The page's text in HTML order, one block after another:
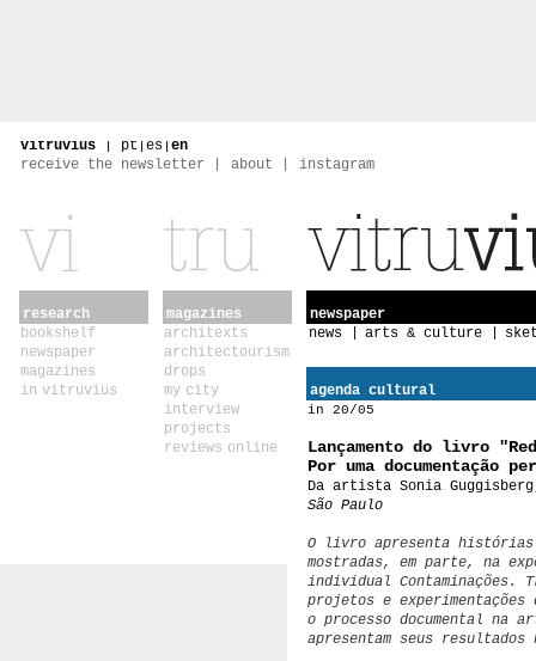
vitruvius | pt | es | en
receive the newsletter
about instagram
research
bookshelf
newspaper
magazines
in vitruvius
magazines
architexts
architectourism
drops
my city
interview
projects
reviews online
newspaper
news
arts & culture
agenda cultural
in 20/05
Lançamento do livro
Por uma documentação
Da artista Sonia
São Paulo
O livro apresenta histórias
mostradas, em parte, na
individual Contaminações.
projetos e experimentações
o processo documental na
apresentam seus